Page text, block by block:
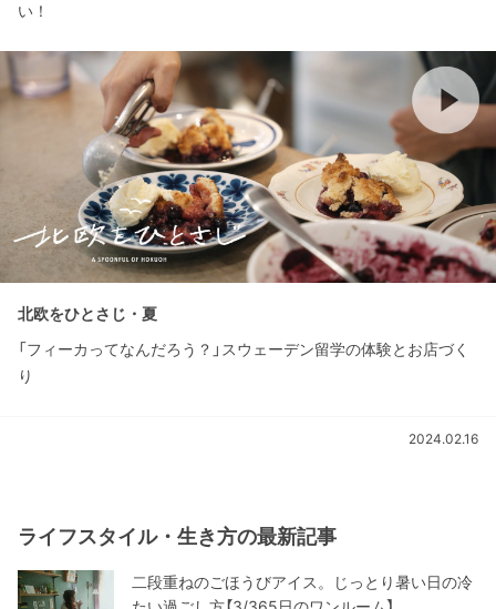
い！
北欧をひとさじ・夏
「フィーカってなんだろう？」スウェーデン留学の体験とお店づく
り
2024.02.16
ライフスタイル・生き方の最新記事
二段重ねのごほうびアイス。じっとり暑い日の冷